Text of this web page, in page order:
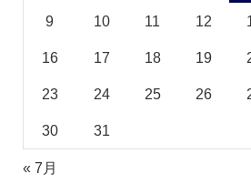
9 10 11 12
16 17 18 19
23 24 25 26
30 31
« 7月